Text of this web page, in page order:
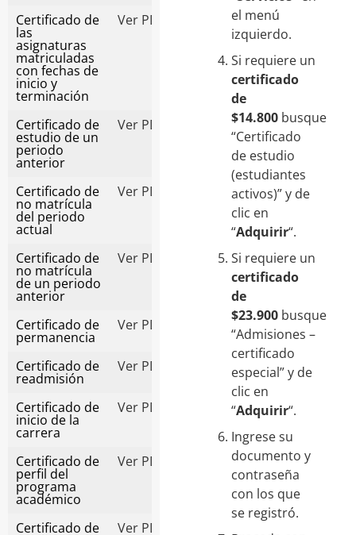
Certificado de
las
asignaturas
matriculadas
con fechas de
inicio y
terminación
Ver PDF
Certificado de
estudio de un
periodo
anterior
Ver PDF
Certificado de
no matrícula
del periodo
actual
Ver PDF
Certificado de
no matrícula
de un periodo
anterior
Ver PDF
Certificado de
permanencia
Ver PDF
Certificado de
readmisión
Ver PDF
Certificado de
inicio de la
carrera
Ver PDF
Certificado de
perfil del
programa
académico
Ver PDF
Certificado de Ver PDF
el menú
izquierdo.
Si requiere un
certificado
de
$14.800busque
“Certificado
de estudio
(estudiantes
activos)” y de
clic en
“Adquirir“.
Si requiere un
certificado
de
$23.900busque
“Admisiones –
certificado
especial” y de
clic en
“Adquirir“.
Ingresesu
documento y
contraseña
con los que
se registró.